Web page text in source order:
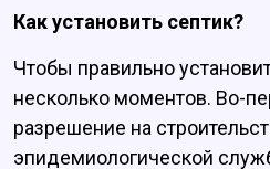
Как установить септик?
Чтобы правильно
несколько моментов. Во-
разрешение на
эпидемиологической